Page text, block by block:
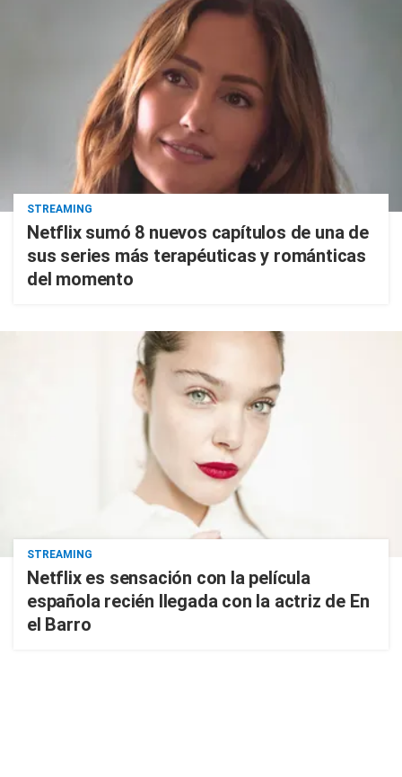
STREAMING
Netflix sumó 8 nuevos capítulos de una de
sus series más terapéuticas y románticas
del momento
STREAMING
Netflix es sensación con la película
española recién llegada con la actriz de En
el Barro